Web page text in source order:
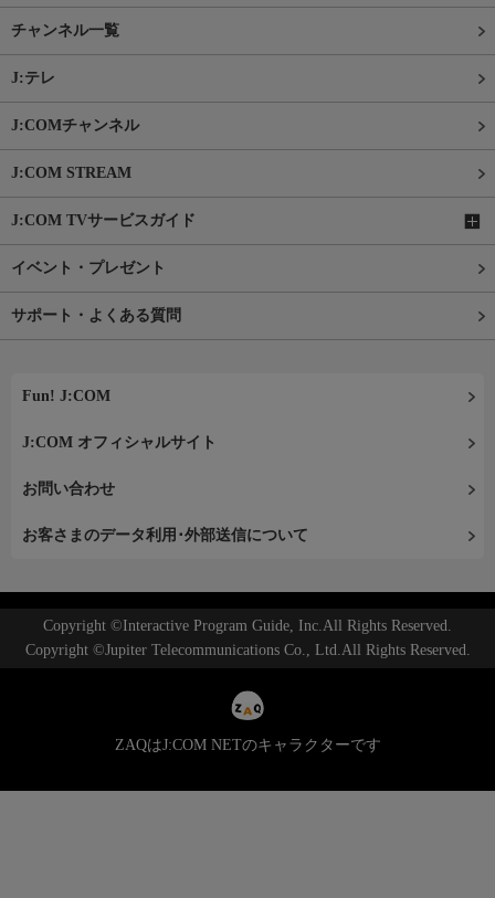
チャンネル一覧
J:テレ
J:COMチャンネル
J:COM STREAM
J:COM TVサービスガイド
イベント・プレゼント
サポート・よくある質問
Fun! J:COM
J:COM オフィシャルサイト
お問い合わせ
お客さまのデータ利用･外部送信について
Copyright ©Interactive Program Guide, Inc.All Rights Reserved.
Copyright ©Jupiter Telecommunications Co., Ltd.All Rights Reserved.
ZAQはJ:COM NETのキャラクターです